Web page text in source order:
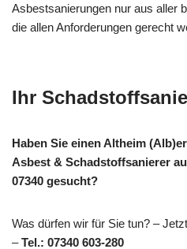
Asbestsanierungen nur aus aller
die allen Anforderungen gerecht
Ihr
Haben Sie einen Altheim
Asbest & Schadstoffsanierer
07340 gesucht?
Was dürfen wir für Sie tun? –
–Tel.: 07340 603-280